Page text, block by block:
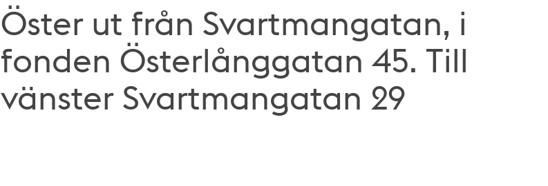
Öster ut från Svartmangatan, i
fonden Österlånggatan 45. Till
vänster Svartmangatan 29